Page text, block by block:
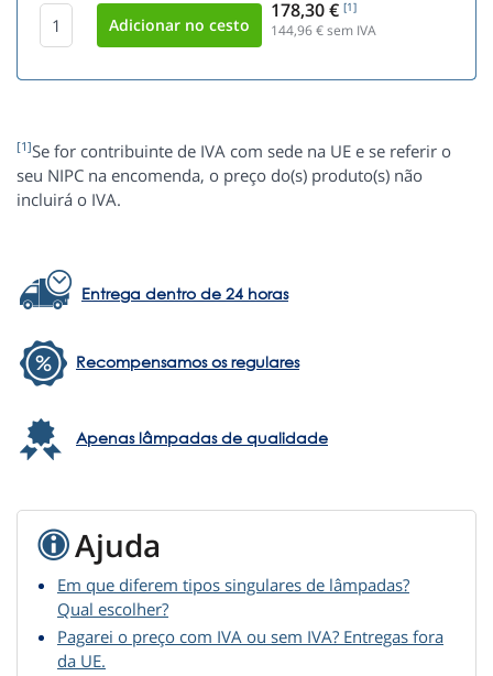
178,30 € [1]
144,96€ sem IVA
[1]Se for contribuinte de IVA com sede na UE e se referir o
seu NIPC na encomenda, o preço do(s) produto(s) não
incluirá o IVA.
Entrega dentro de 24 horas
Recompensamos os regulares
Apenas lâmpadas de qualidade
Ajuda
Em que diferem tipos singulares de lâmpadas?
Qual escolher?
Pagarei o preço com IVA ou sem IVA? Entregas fora
da UE.